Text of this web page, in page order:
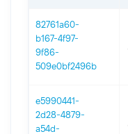
82761a60-
b167-4f97-
9f86-
509e0bf2496b
e5990441-
2d28-4879-
a54d-